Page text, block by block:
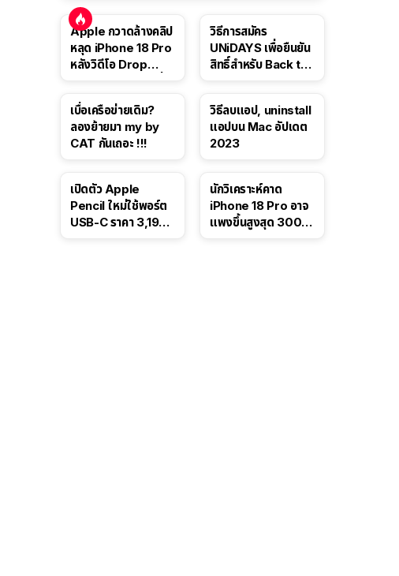
Apple กวาดล้างคลิป
หลุด iPhone 18 Pro
หลังวิดีโอ Drop
วิธีการสมัคร
UNiDAYS เพื่อยืนยัน
สิทธิ์สำหรับ Back to
เบื่อเครือข่ายเดิม?
ลองย้ายมา my by
CAT กันเถอะ !!!
วิธีลบแอป, uninstall
แอปบน Mac อัปเดต
2023
เปิดตัว Apple
Pencil ใหม่ใช้พอร์ต
USB-C ราคา 3,190
นักวิเคราะห์คาด
iPhone 18 Pro อาจ
แพงขึ้นสูงสุด 300